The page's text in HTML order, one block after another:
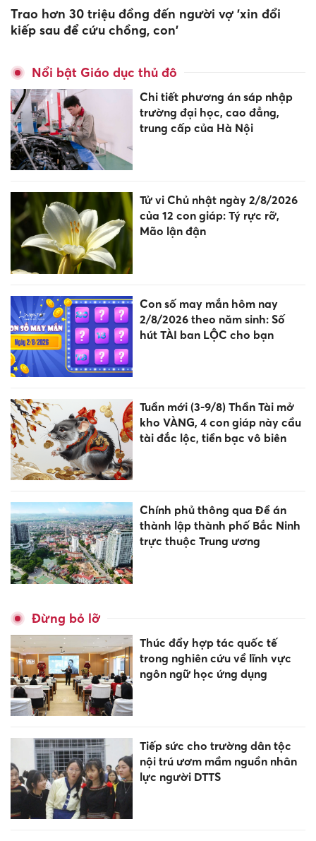
Trao hơn 30 triệu đồng đến người vợ 'xin đổi
kiếp sau để cứu chồng, con'
Nổi bật Giáo dục thủ đô
Chi tiết phương án sáp nhập
trường đại học, cao đẳng,
trung cấp của Hà Nội
Tử vi Chủ nhật ngày 2/8/2026
của 12 con giáp: Tý rực rỡ,
Mão lận đận
Con số may mắn hôm nay
2/8/2026 theo năm sinh: Số
hút TÀI ban LỘC cho bạn
Tuần mới (3-9/8) Thần Tài mở
kho VÀNG, 4 con giáp này cầu
tài đắc lộc, tiền bạc vô biên
Chính phủ thông qua Đề án
thành lập thành phố Bắc Ninh
trực thuộc Trung ương
Đừng bỏ lỡ
Thúc đẩy hợp tác quốc tế
trong nghiên cứu về lĩnh vực
ngôn ngữ học ứng dụng
Tiếp sức cho trường dân tộc
nội trú ươm mầm nguồn nhân
lực người DTTS